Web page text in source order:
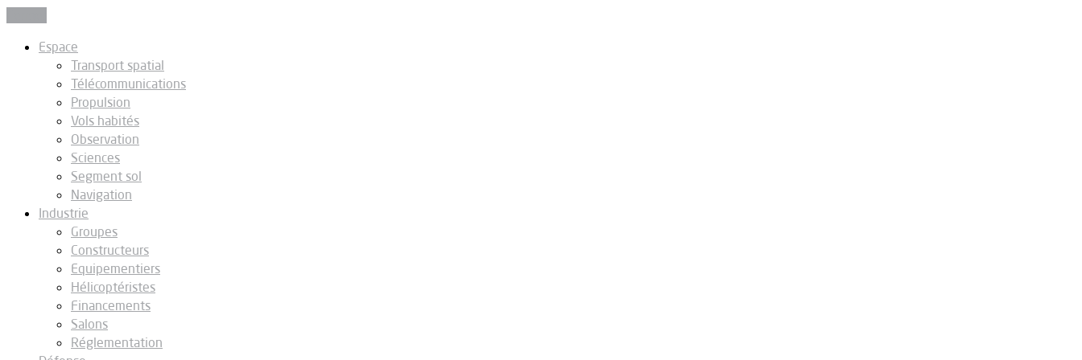
Espace
Transport spatial
Télécommunications
Propulsion
Vols habités
Observation
Sciences
Segment sol
Navigation
Industrie
Groupes
Constructeurs
Equipementiers
Hélicoptéristes
Financements
Salons
Réglementation